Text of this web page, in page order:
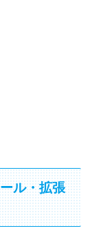
ル・拡張